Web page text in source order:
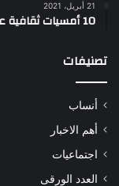
21 أبريل، 2021
10 أمسيات ثقافية علي مسرح نادي مطروح الإجتماعي في رمضان
تصنيفات
أنساب
أهم الاخبار
اجتماعيات
العدد الورقى